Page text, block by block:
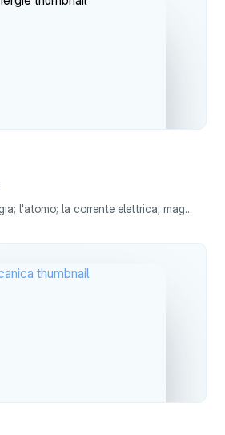
Fonti e forme di energia; l'atomo; la corrente elettrica; magnetismo; dinamo, alernatori e motori.